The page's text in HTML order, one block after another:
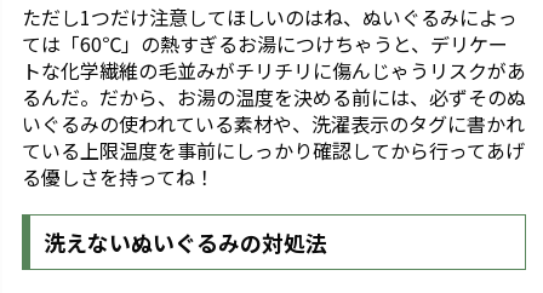
ただし1つだけ注意してほしいのはね、ぬいぐるみによっ
ては「60℃」の熱すぎるお湯につけちゃうと、デリケー
トな化学繊維の毛並みがチリチリに傷んじゃうリスクがあ
るんだ。だから、お湯の温度を決める前には、必ずそのぬ
いぐるみの使われている素材や、洗濯表示のタグに書かれ
ている上限温度を事前にしっかり確認してから行ってあげ
る優しさを持ってね！
洗えないぬいぐるみの対処法